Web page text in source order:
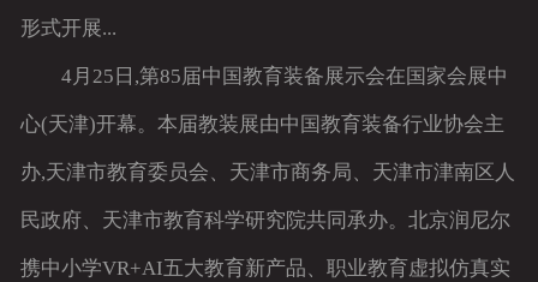
形式开展...
4月25日,第85届中国教育装备展示会在国家会展中
心(天津)开幕。本届教装展由中国教育装备行业协会主
办,天津市教育委员会、天津市商务局、天津市津南区人
民政府、天津市教育科学研究院共同承办。北京润尼尔
携中小学VR+AI五大教育新产品、职业教育虚拟仿真实